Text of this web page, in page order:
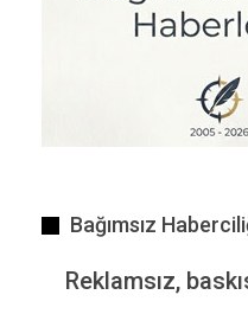
Nadir Bir Mars Toz Şeytanı
Bağımsız
Reklamsız,